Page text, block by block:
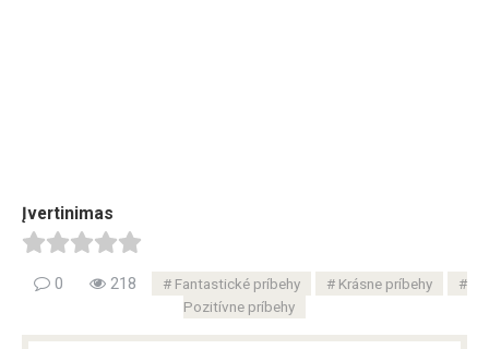
Įvertinimas
0 218 Fantastické príbehy
Krásne príbehy
Pozitívne príbehy